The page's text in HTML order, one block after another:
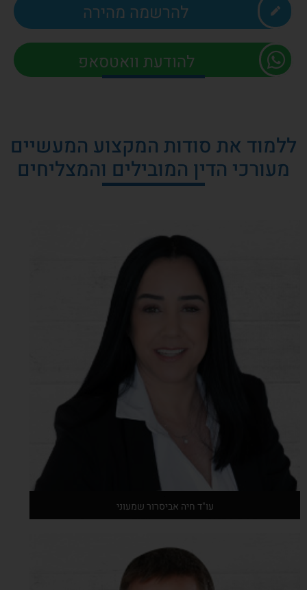
להרשמה מהירה
להודעת וואטסאפ
ללמוד את סודות המקצוע המעשיים
מעורכי הדין המובילים והמצליחים
עו"ד חיה אביסרור שמעוני
אודות המרצה